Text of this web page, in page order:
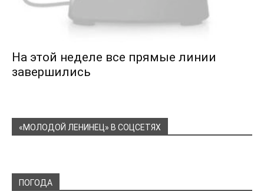
На этой неделе все прямые линии
завершились
«МОЛОДОЙ ЛЕНИНЕЦ» В СОЦСЕТЯХ
ПОГОДА